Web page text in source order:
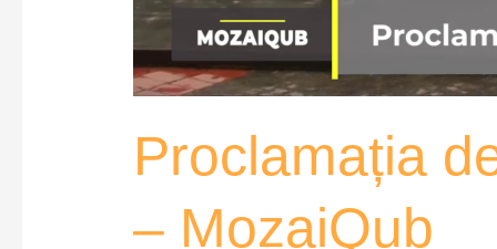
Proclamația
– MozaiQub